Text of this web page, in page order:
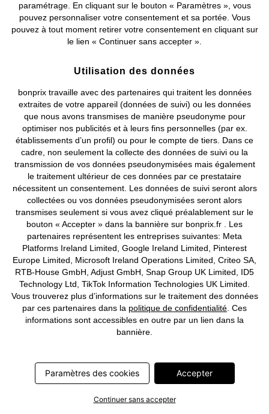
** Vous recevrez la newsletter de Handelsgesellschaft AG contenant des codes
de réduction exclusifs, les dernières tendances, des promotions et des offres
personnalisées. Vous pouvez retirer votre consentement à tout moment pour
l'avenir en cliquant sur le lien dedésabonnementsur fr.bonprix.ch ou en bas
S’abonner
Profitez de tous les avantages de notre appli !
Nos Moyens de Paiement
Nos Services
Nos Collections
Notre Entreprise
Retrouvez bonprix sur
paramétrage. En cliquant sur le bouton « Paramètres », vous
pouvez personnaliser votre consentement et sa portée. Vous
pouvez à tout moment retirer votre consentement en cliquant sur
le lien « Continuer sans accepter ».
Utilisation des données
bonprix travaille avec des partenaires qui traitent les données
extraites de votre appareil (données de suivi) ou les données
que nous avons transmises de manière pseudonyme pour
optimiser nos publicités et à leurs fins personnelles (par ex.
établissements d’un profil) ou pour le compte de tiers. Dans ce
cadre, non seulement la collecte des données de suivi ou la
transmission de vos données pseudonymisées mais également
le traitement ultérieur de ces données par ce prestataire
nécessitent un consentement. Les données de suivi seront alors
collectées ou vos données pseudonymisées seront alors
transmises seulement si vous avez cliqué préalablement sur le
bouton « Accepter » dans la bannière sur bonprix.fr . Les
partenaires représentent les entreprises suivantes: Meta
Platforms Ireland Limited, Google Ireland Limited, Pinterest
Europe Limited, Microsoft Ireland Operations Limited, Criteo SA,
RTB-House GmbH, Adjust GmbH, Snap Group UK Limited, ID5
Technology Ltd, TikTok Information Technologies UK Limited.
Vous trouverez plus d’informations sur le traitement des données
par ces partenaires dans la politique de confidentialité . Ces
informations sont accessibles en outre par un lien dans la
bannière.
Paramètres des cookies Accepter
Continuer sans accepter